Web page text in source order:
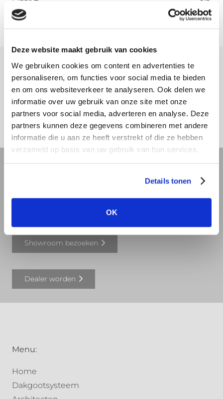
Deze website maakt gebruik van cookies
We gebruiken cookies om content en advertenties te
personaliseren, om functies voor social media te bieden
en om ons websiteverkeer te analyseren. Ook delen we
informatie over uw gebruik van onze site met onze
partners voor social media, adverteren en analyse. Deze
partners kunnen deze gegevens combineren met andere
informatie die u aan ze heeft verstrekt of die ze hebben
verzameld op basis van uw gebruik van hun services.
Details tonen
OK
Meer informatie
Download hier onze montagehandleiding
Showroom bezoeken
Dealer worden
Menu:
Home
Dakgootsysteem